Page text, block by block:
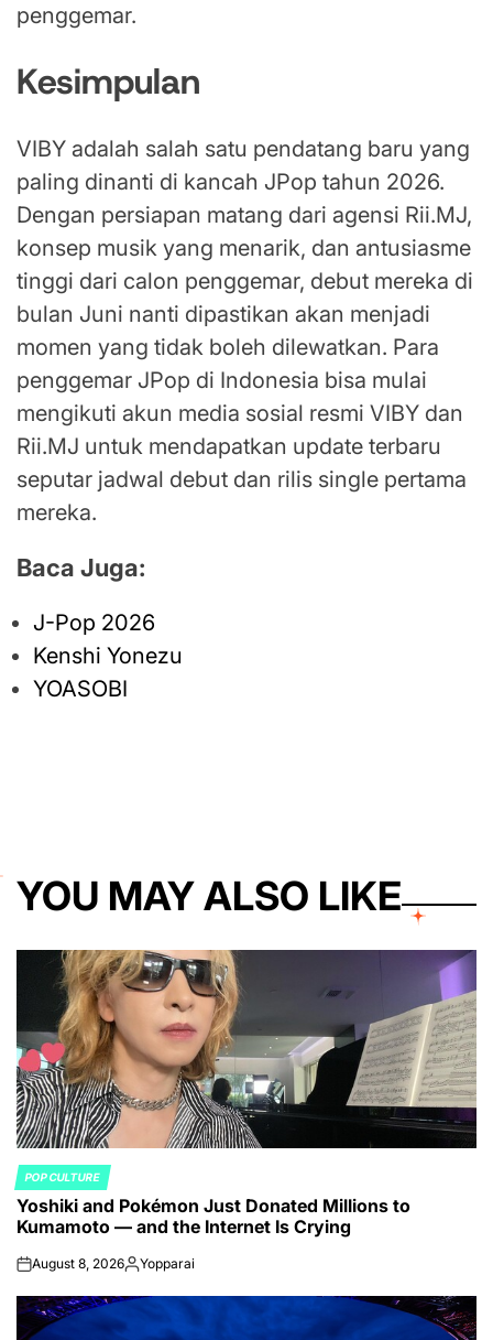
penggemar.
Kesimpulan
VIBY adalah salah satu pendatang baru yang
paling dinanti di kancah JPop tahun 2026.
Dengan persiapan matang dari agensi Rii.MJ,
konsep musik yang menarik, dan antusiasme
tinggi dari calon penggemar, debut mereka di
bulan Juni nanti dipastikan akan menjadi
momen yang tidak boleh dilewatkan. Para
penggemar JPop di Indonesia bisa mulai
mengikuti akun media sosial resmi VIBY dan
Rii.MJ untuk mendapatkan update terbaru
seputar jadwal debut dan rilis single pertama
mereka.
Baca Juga:
J-Pop 2026
Kenshi Yonezu
YOASOBI
YOU MAY ALSO LIKE
POSTED
IN
POP CULTURE
Yoshiki and Pokémon Just Donated Millions to
Kumamoto — and the Internet Is Crying
onAugust 8, 2026Posted
Yopparai